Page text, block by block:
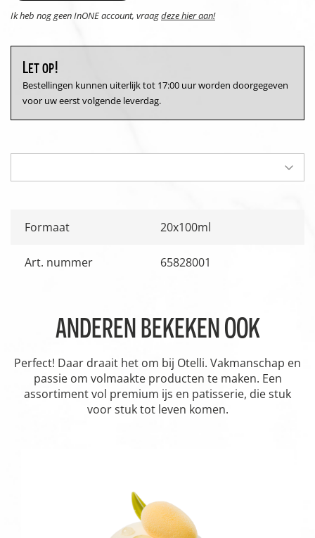
Ik heb nog geen InONE account, vraagdeze hier aan!
Let op!
Bestellingen kunnen uiterlijk tot 17:00 uur worden doorgegeven
voor uw eerst volgende leverdag.
Formaat 20x100ml
Art. nummer 65828001
ANDEREN BEKEKEN OOK
Perfect! Daar draait het om bij Otelli. Vakmanschap en
passie om volmaakte producten te maken. Een
assortiment vol premium ijs en patisserie, die stuk
voor stuk tot leven komen.